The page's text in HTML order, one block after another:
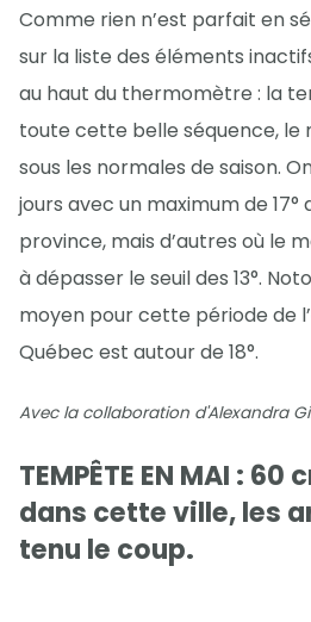
Comme rien n’est parfait en
sur la liste des éléments
au haut du thermomètre : la
toute cette belle séquence, le
sous les normales de saison.
jours avec un maximum de 17°
province, mais d’autres où le
à dépasser le seuil des 13°.
moyen pour cette période de
Québec est autour de 18°.
Avec la collaboration d'Alexandra
TEMPÊTE EN MAI : 60
dans cette ville, les
tenu le coup.